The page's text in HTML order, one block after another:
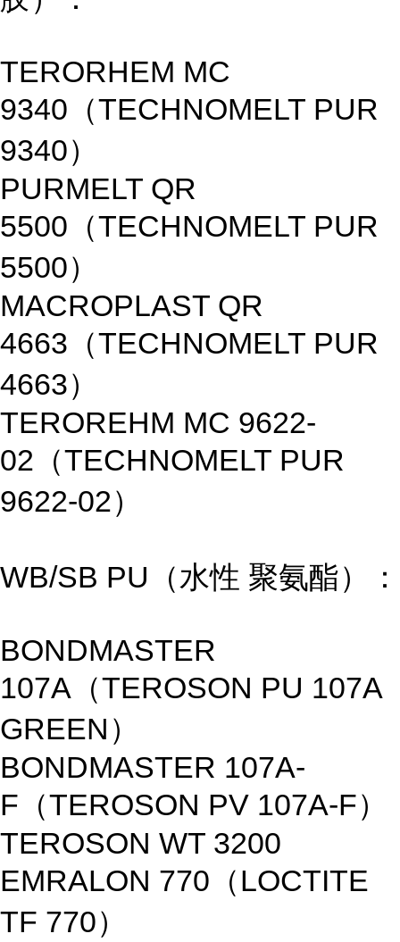
TERORHEM MC
9340（TECHNOMELT PUR
9340）
PURMELT QR
5500（TECHNOMELT PUR
5500）
MACROPLAST QR
4663（TECHNOMELT PUR
4663）
TEROREHM MC 9622-
02（TECHNOMELT PUR
9622-02）
WB/SB PU（水性 聚氨酯）：
BONDMASTER
107A（TEROSON PU 107A
GREEN）
BONDMASTER 107A-
F（TEROSON PV 107A-F）
TEROSON WT 3200
EMRALON 770（LOCTITE
TF 770）